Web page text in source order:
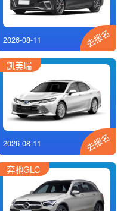
2026-08-11 去报名
凯美瑞
2026-08-11 去报名
奔驰GLC